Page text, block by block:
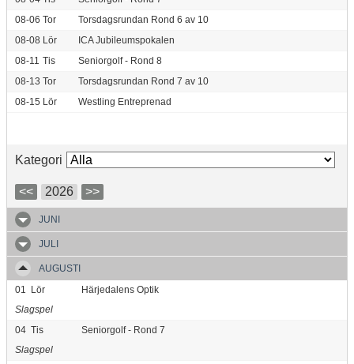
08-06 Tor
Torsdagsrundan Rond 6 av 10
08-08 Lör
ICA Jubileumspokalen
08-11 Tis
Seniorgolf - Rond 8
08-13 Tor
Torsdagsrundan Rond 7 av 10
08-15 Lör Westling Entreprenad
Kategori
<< 2026 >>
JUNI
JULI
AUGUSTI
01
Lör
Härjedalens Optik
Slagspel
04 Tis
Seniorgolf - Rond 7
Slagspel